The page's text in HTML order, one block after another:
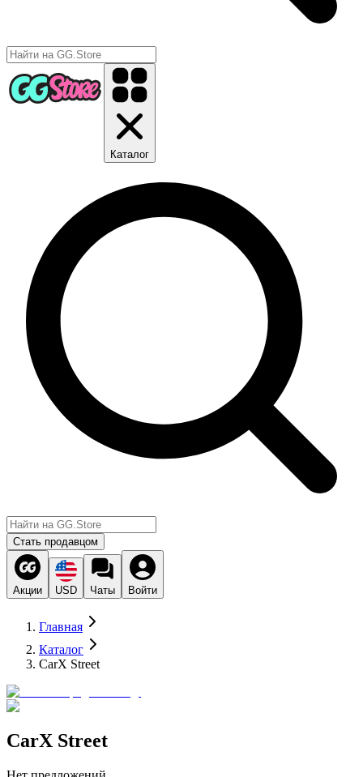
Каталог
Стать продавцом
Акции USD Чаты Войти
Главная
Каталог
CarX Street
CarX Street